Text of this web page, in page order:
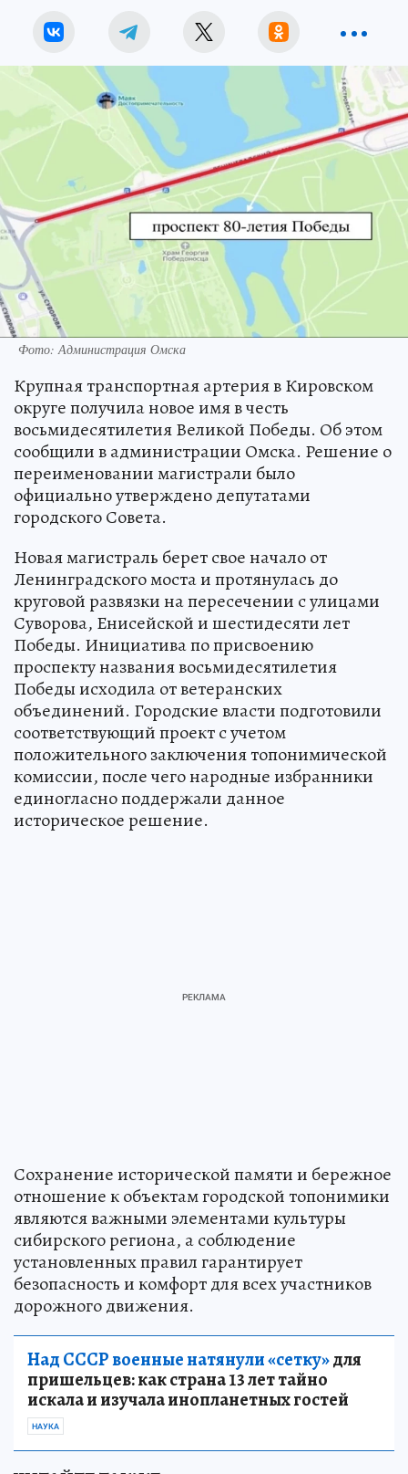
Фото: Администрация Омска
Крупная транспортная артерия в Кировском
округе получила новое имя в честь
восьмидесятилетия Великой Победы. Об этом
сообщили в администрации Омска. Решение о
переименовании магистрали было
официально утверждено депутатами
городского Совета.
Новая магистраль берет свое начало от
Ленинградского моста и протянулась до
круговой развязки на пересечении с улицами
Суворова, Енисейской и шестидесяти лет
Победы. Инициатива по присвоению
проспекту названия восьмидесятилетия
Победы исходила от ветеранских
объединений. Городские власти подготовили
соответствующий проект с учетом
положительного заключения топонимической
комиссии, после чего народные избранники
единогласно поддержали данное
историческое решение.
Сохранение исторической памяти и бережное
отношение к объектам городской топонимики
являются важными элементами культуры
сибирского региона, а соблюдение
установленных правил гарантирует
безопасность и комфорт для всех участников
дорожного движения.
Над СССР военные натянули «сетку»для
пришельцев: как страна 13 лет тайно
искала и изучала инопланетных гостей
НАУКА